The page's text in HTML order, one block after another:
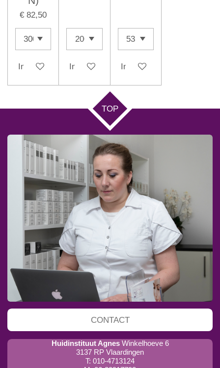
€ 82,50
In winkelwagenIn winkelwagenIn winkelwagen
TOP
CONTACT
Huidinstituut Agnes Winkelhoeve 6
3137 RP Vlaardingen
T: 010-4713124